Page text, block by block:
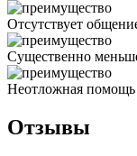
Отсутствует
Существенно
Неотложная
Отзывы